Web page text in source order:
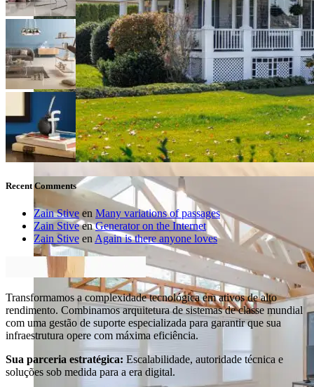
Recent Comments
Zain Stive en Many variations of passages
Zain StiveenGenerator on the Internet
Zain Stive en Again is there anyone loves
Transformamos a complexidade tecnológica em ativos de alto
rendimento. Combinamos arquitetura de sistemas de classe mundial
com uma gestão de suporte especializada para garantir que sua
infraestrutura opere com máxima eficiência.
Sua parceria estratégica: Escalabilidade, autoridade técnica e
soluções sob medida para a era digital.